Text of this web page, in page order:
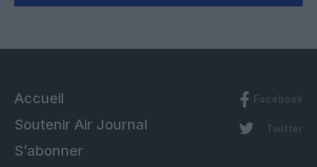
Accueil
Soutenir Air Journal
S’abonner